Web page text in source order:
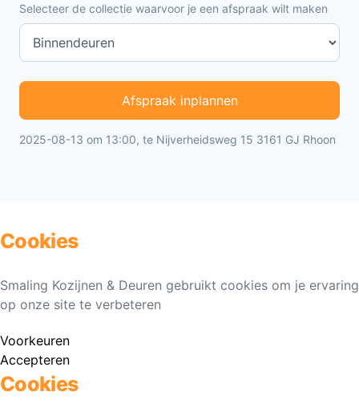
Selecteer de collectie waarvoor je een afspraak wilt maken
Afspraak inplannen
2025-08-13 om 13:00, te Nijverheidsweg 15 3161 GJ Rhoon
Cookies
Smaling Kozijnen & Deuren gebruikt cookies om je ervaring
op onze site te verbeteren
Voorkeuren
Accepteren
Cookies